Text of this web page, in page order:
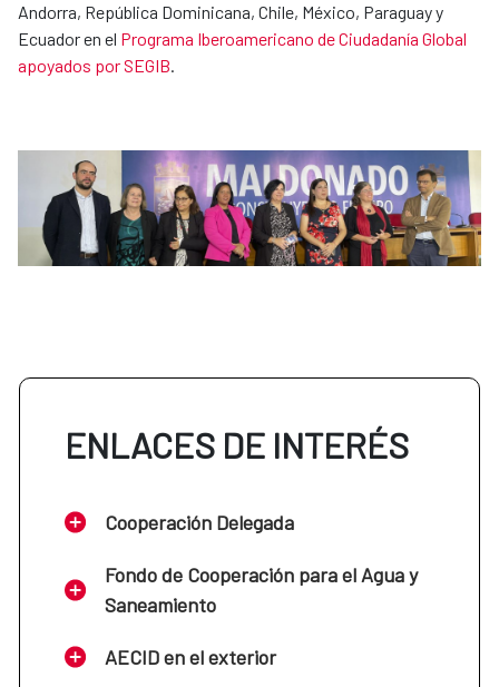
Andorra, República Dominicana, Chile, México, Paraguay y
Ecuador en el Programa Iberoamericano de Ciudadanía Global
apoyados por SEGIB.
ENLACES DE INTERÉS
Cooperación Delegada
Fondo de Cooperación para el Agua y
Saneamiento
AECID en el exterior